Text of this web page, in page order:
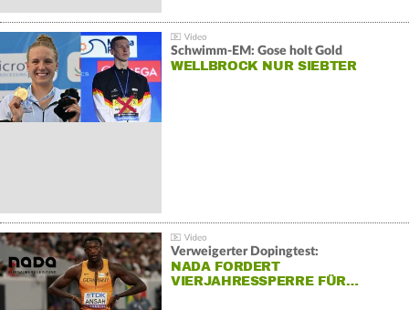
Schwimm-EM: Gose holt Gold
WELLBROCK NUR SIEBTER
Verweigerter Dopingtest:
NADA FORDERT
VIERJAHRESSPERRE FÜR…